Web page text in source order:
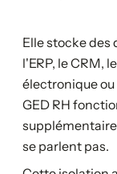
Elle stocke des
l'ERP, le CRM,
électronique
GED RH
se parlent pas.